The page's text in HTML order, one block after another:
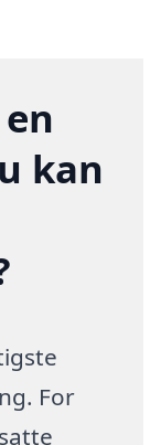
kan
For